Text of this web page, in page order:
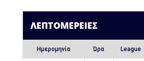
ΛΕΠΤΟΜΈΡΕΙΕΣ
Ημερομηνία Ώρα League